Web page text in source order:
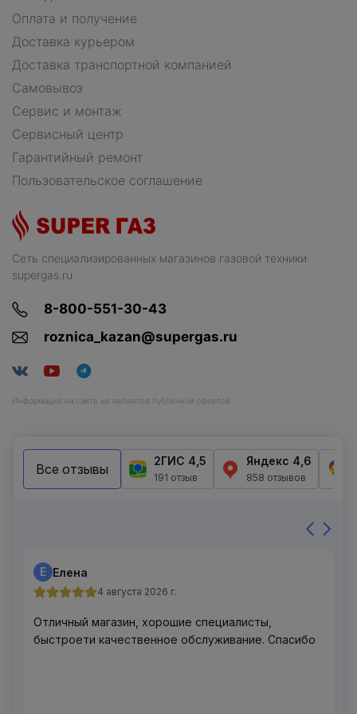
Сеть специализированных магазинов газовой техники
supergas.ru
8-800-551-30-43
roznica_kazan@supergas.ru
Информация на сайте не является публичной офертой
Оплата и получение
Доставка курьером
Доставка транспортной компанией
Самовывоз
Сервис и монтаж
Сервисный центр
Гарантийный ремонт
Пользовательское соглашение